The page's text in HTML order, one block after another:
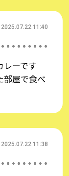
2025.07.22 11:40
レーです
部屋で食べ
2025.07.22 11:38